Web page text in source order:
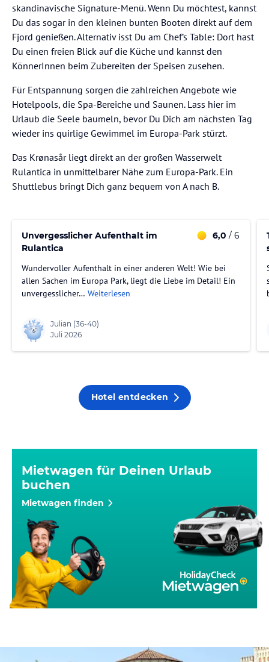
skandinavische Signature-Menü. Wenn Du möchtest, kannst
Du das sogar in den kleinen bunten Booten direkt auf dem
Fjord genießen. Alternativ isst Du am Chef’s Table: Dort hast
Du einen freien Blick auf die Küche und kannst den
KönnerInnen beim Zubereiten der Speisen zusehen.
Für Entspannung sorgen die zahlreichen Angebote wie
Hotelpools, die Spa-Bereiche und Saunen. Lass hier im
Urlaub die Seele baumeln, bevor Du Dich am nächsten Tag
wieder ins quirlige Gewimmel im Europa-Park stürzt.
Das Krønasår liegt direkt an der großen Wasserwelt
Rulantica in unmittelbarer Nähe zum Europa-Park. Ein
Shuttlebus bringt Dich ganz bequem von A nach B.
Unvergesslicher Aufenthalt im
Rulantica
6,0 / 6
Wundervoller Aufenthalt in einer anderen Welt! Wie bei
allen Sachen im Europa Park, liegt die Liebe im Detail! Ein
unvergesslicher… Weiterlesen
Julian (36-40)
Juli 2026
Hotel entdecken
Mietwagen für Deinen Urlaub
buchen
Mietwagen finden